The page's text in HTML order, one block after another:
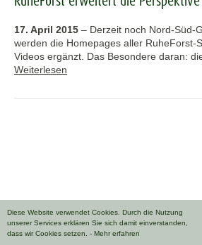
Diese Website verwendet Cookies. Durch die Nutzung
unserer Services erklären Sie sich damit einverstanden,
dass wir Cookies setzen. - Mehr erfahren
17. April 2015 – Derzeit noch Nord-Süd-
werden die Homepages aller RuheForst-
Videos ergänzt. Das Besondere daran:
Weiterlesen